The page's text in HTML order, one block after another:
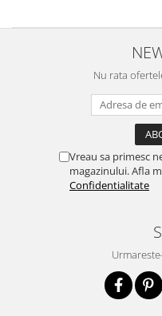
Nu rata
Vreau sa primesc
magazinului. Afla
Confidentialitate